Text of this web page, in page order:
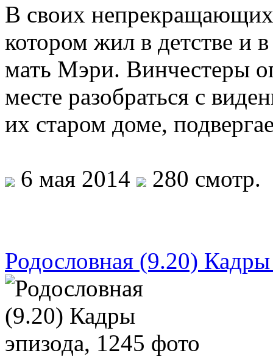
В своих
котором жил в детстве и
мать Мэри. Винчестеры
месте разобраться с
их старом доме,
6 мая 2014 280 смотр.
Родословная (9.20)